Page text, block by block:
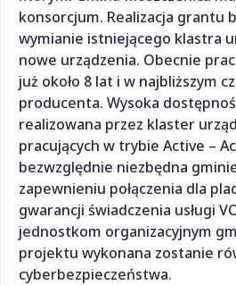
konsorcjum. Realizacja grantu
wymianie istniejącego klastra
nowe urządzenia. Obecnie
już około 8 lat i w najbliższym
producenta. Wysoka
realizowana przez klaster
pracujących w trybie Active –
bezwzględnie niezbędna
zapewnieniu połączenia dla
gwarancji świadczenia usługi
jednostkom organizacyjnym
projektu wykonana zostanie
cyberbezpieczeństwa.